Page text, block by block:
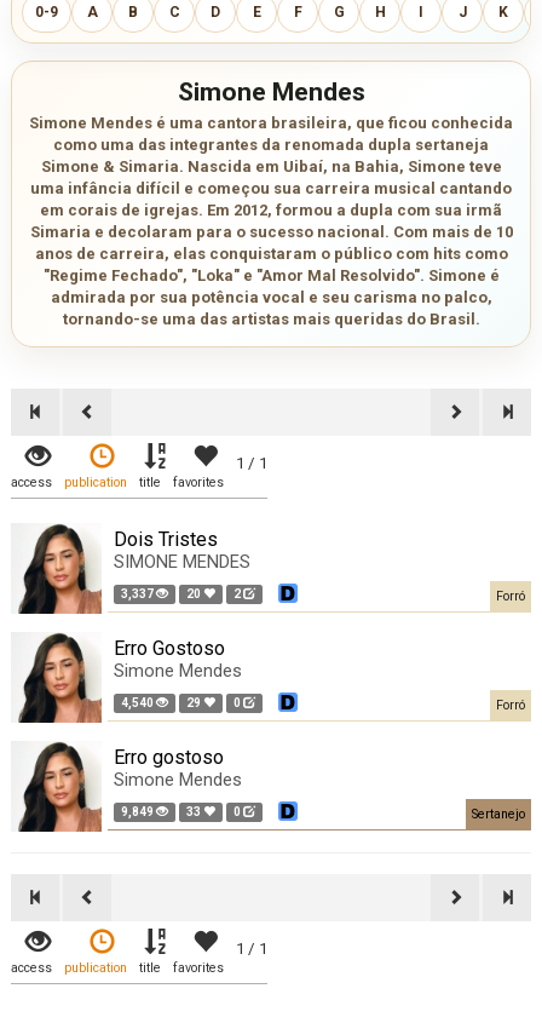
0-9 A B C D E F G H I J K
Simone Mendes
Simone Mendes é uma cantora brasileira, que ficou conhecida
como uma das integrantes da renomada dupla sertaneja
Simone & Simaria. Nascida em Uibaí, na Bahia, Simone teve
uma infância difícil e começou sua carreira musical cantando
em corais de igrejas. Em 2012, formou a dupla com sua irmã
Simaria e decolaram para o sucesso nacional. Com mais de 10
anos de carreira, elas conquistaram o público com hits como
"Regime Fechado", "Loka" e "Amor Mal Resolvido". Simone é
admirada por sua potência vocal e seu carisma no palco,
tornando-se uma das artistas mais queridas do Brasil.
1 / 1
access publication title favorites
Dois Tristes
SIMONE MENDES
3,337 20 2 Forró
Erro Gostoso
Simone Mendes
4,540 29 0 Forró
Erro gostoso
Simone Mendes
9,849 33 0 Sertanejo
1 / 1
access publication title favorites